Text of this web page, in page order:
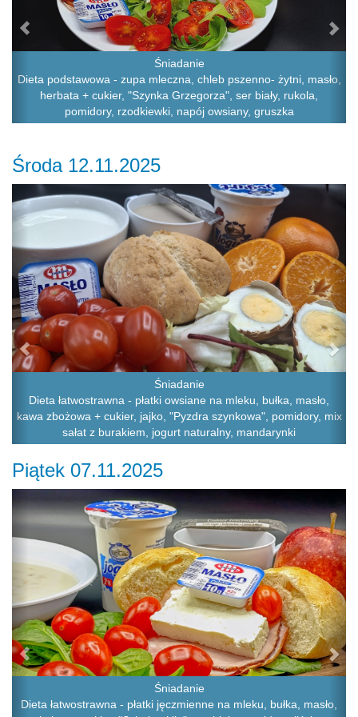
Śniadanie
Dieta podstawowa - zupa mleczna, chleb pszenno- żytni, masło,
herbata + cukier, "Szynka Grzegorza", ser biały, rukola,
pomidory, rzodkiewki, napój owsiany, gruszka
Środa 12.11.2025
Śniadanie
Dieta łatwostrawna - płatki owsiane na mleku, bułka, masło,
kawa zbożowa + cukier, jajko, "Pyzdra szynkowa", pomidory, mix
sałat z burakiem, jogurt naturalny, mandarynki
Previous
Piątek 07.11.2025
Śniadanie
Dieta łatwostrawna - płatki jęczmienne na mleku, bułka, masło,
Previous